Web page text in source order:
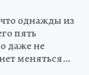
однажды из
пять
даже не
меняться…